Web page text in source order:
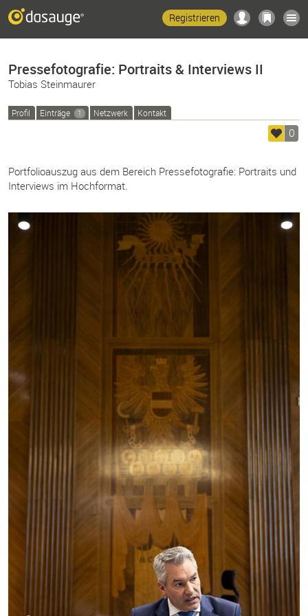
Registrieren
Pressefotografie: Portraits & Interviews II
Tobias Steinmaurer
Profil Einträge 1 Netzwerk Kontakt
0
Portfolioauszug aus dem Bereich Pressefotografie: Portraits und
Interviews im Hochformat.